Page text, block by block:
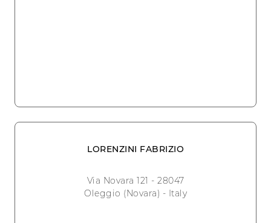
LORENZINI FABRIZIO
Via Novara 121 - 28047
Oleggio (Novara) - Italy